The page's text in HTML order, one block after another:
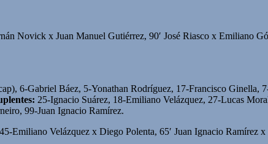
Novick x Juan Manuel Gutiérrez, 90′ José Riasco x Emiliano
6-Gabriel Báez, 5-Yonathan Rodríguez, 17-Francisco Ginella,
25-Ignacio Suárez, 18-Emiliano Velázquez, 27-Lucas
99-Juan Ignacio Ramírez.
Emiliano Velázquez x Diego Polenta, 65′ Juan Ignacio Ramírez